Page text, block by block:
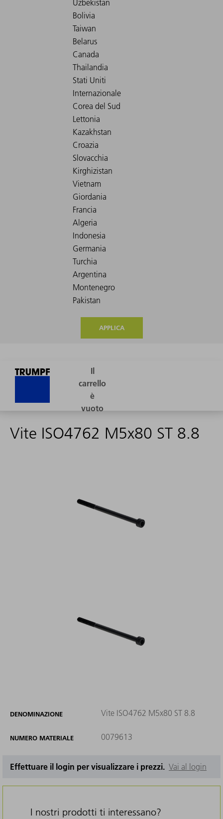
APPLICA
Vite ISO4762 M5x80 ST 8.8
DENOMINAZIONE Vite ISO4762 M5x80 ST 8.8
NUMERO MATERIALE 0079613
Effettuare il login per visualizzare i prezzi. Vai al login
I nostri prodotti ti interessano?